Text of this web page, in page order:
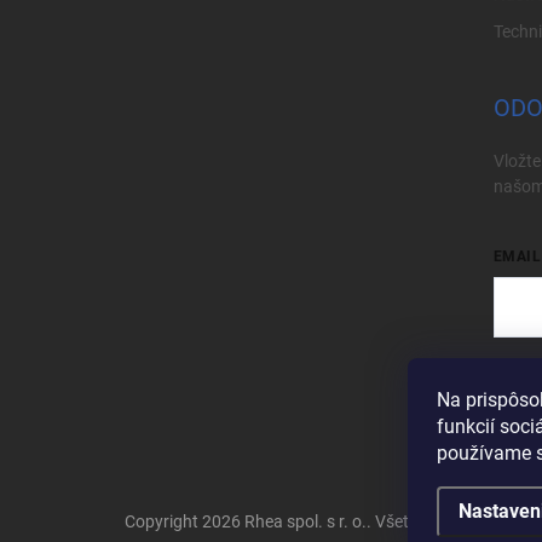
Na
funkcií
používame
EMAIL
Copyright 2026 Rhea spol. s r. o.. Všetky práva